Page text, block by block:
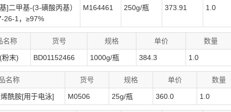
]二甲基-(3-磺酸丙基）
26-1，≥97%
M164461 250g/瓶 373.91 1.0
名称 货号 规格 单价 数量
粉末) BD01152466 1000g/瓶 384.3 1.0
名称 货号 规格 单价 数量
酰胺[用于电泳] M0506 25g/瓶 360.0 1.0